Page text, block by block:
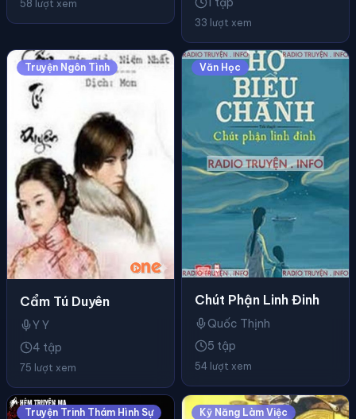
58 lượt xem
33 lượt xem
Truyện Ngôn Tình
Cẩm Tú Duyên
Y Y
4 tập
75 lượt xem
Văn Học
Chút Phận Linh Đinh
Quốc Thịnh
5 tập
54 lượt xem
Truyện Trinh Thám Hình Sự Kỹ Năng Làm Việc